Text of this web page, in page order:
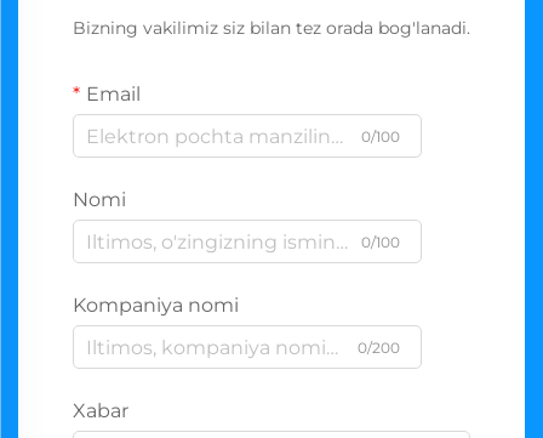
Bizning vakilimiz siz bilan tez orada bog'lanadi.
Email
0/100
Nomi
0/100
Kompaniya nomi
0/200
Xabar